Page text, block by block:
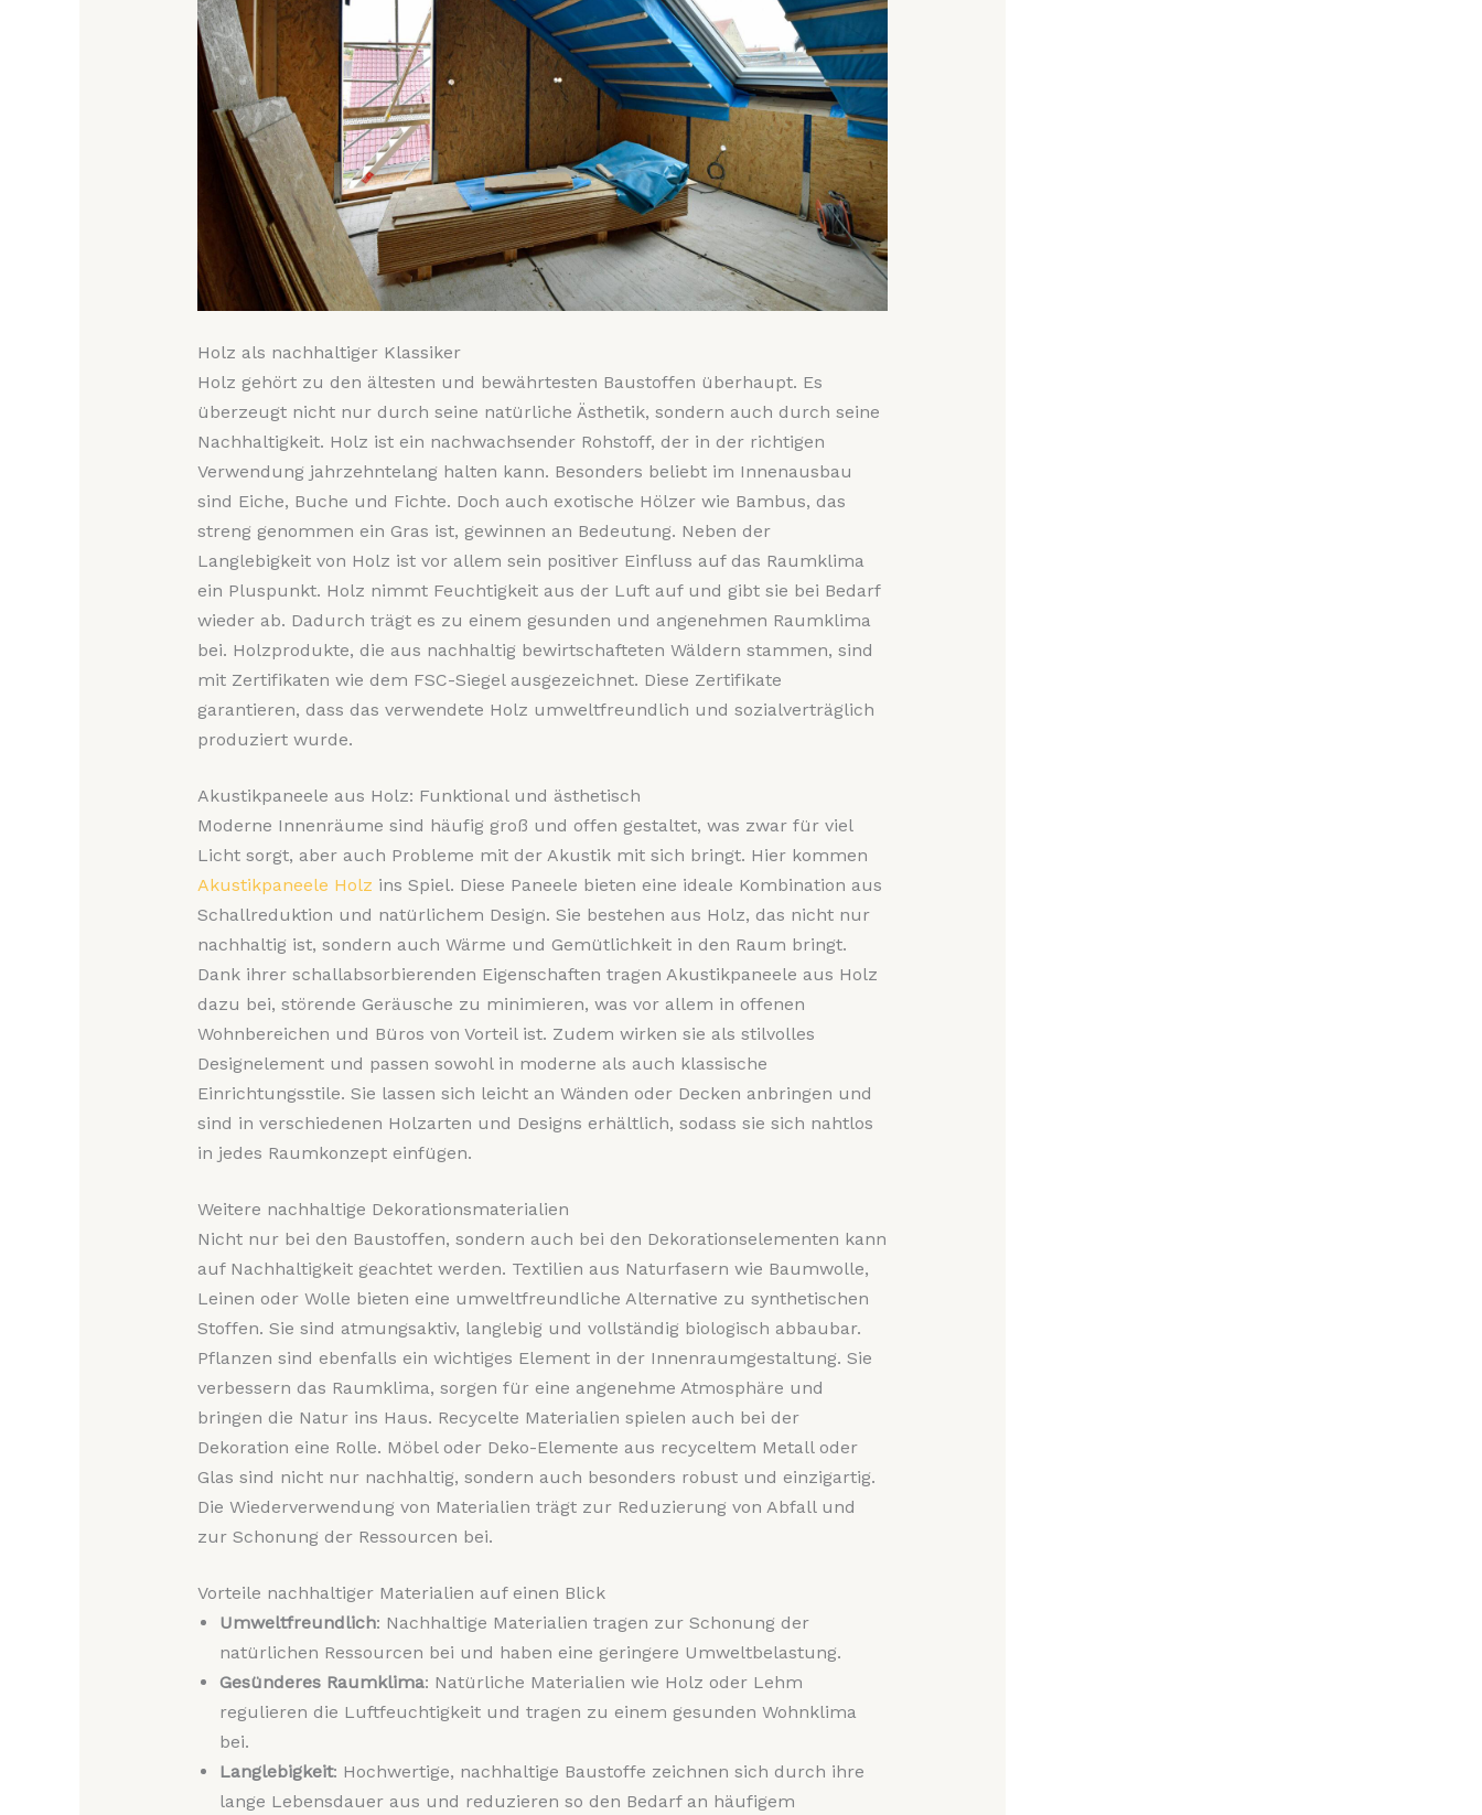
Holz als nachhaltiger Klassiker
Holz gehört zu den ältesten und bewährtesten Baustoffen überhaupt. Es
überzeugt nicht nur durch seine natürliche Ästhetik, sondern auch durch seine
Nachhaltigkeit. Holz ist ein nachwachsender Rohstoff, der in der richtigen
Verwendung jahrzehntelang halten kann. Besonders beliebt im Innenausbau
sind Eiche, Buche und Fichte. Doch auch exotische Hölzer wie Bambus, das
streng genommen ein Gras ist, gewinnen an Bedeutung. Neben der
Langlebigkeit von Holz ist vor allem sein positiver Einfluss auf das Raumklima
ein Pluspunkt. Holz nimmt Feuchtigkeit aus der Luft auf und gibt sie bei Bedarf
wieder ab. Dadurch trägt es zu einem gesunden und angenehmen Raumklima
bei. Holzprodukte, die aus nachhaltig bewirtschafteten Wäldern stammen, sind
mit Zertifikaten wie dem FSC-Siegel ausgezeichnet. Diese Zertifikate
garantieren, dass das verwendete Holz umweltfreundlich und sozialverträglich
produziert wurde.
Akustikpaneele aus Holz: Funktional und ästhetisch
Moderne Innenräume sind häufig groß und offen gestaltet, was zwar für viel
Licht sorgt, aber auch Probleme mit der Akustik mit sich bringt. Hier kommen
Akustikpaneele Holz ins Spiel. Diese Paneele bieten eine ideale Kombination aus
Schallreduktion und natürlichem Design. Sie bestehen aus Holz, das nicht nur
nachhaltig ist, sondern auch Wärme und Gemütlichkeit in den Raum bringt.
Dank ihrer schallabsorbierenden Eigenschaften tragen Akustikpaneele aus Holz
dazu bei, störende Geräusche zu minimieren, was vor allem in offenen
Wohnbereichen und Büros von Vorteil ist. Zudem wirken sie als stilvolles
Designelement und passen sowohl in moderne als auch klassische
Einrichtungsstile. Sie lassen sich leicht an Wänden oder Decken anbringen und
sind in verschiedenen Holzarten und Designs erhältlich, sodass sie sich nahtlos
in jedes Raumkonzept einfügen.
Weitere nachhaltige Dekorationsmaterialien
Nicht nur bei den Baustoffen, sondern auch bei den Dekorationselementen kann
auf Nachhaltigkeit geachtet werden. Textilien aus Naturfasern wie Baumwolle,
Leinen oder Wolle bieten eine umweltfreundliche Alternative zu synthetischen
Stoffen. Sie sind atmungsaktiv, langlebig und vollständig biologisch abbaubar.
Pflanzen sind ebenfalls ein wichtiges Element in der Innenraumgestaltung. Sie
verbessern das Raumklima, sorgen für eine angenehme Atmosphäre und
bringen die Natur ins Haus. Recycelte Materialien spielen auch bei der
Dekoration eine Rolle. Möbel oder Deko-Elemente aus recyceltem Metall oder
Glas sind nicht nur nachhaltig, sondern auch besonders robust und einzigartig.
Die Wiederverwendung von Materialien trägt zur Reduzierung von Abfall und
zur Schonung der Ressourcen bei.
Vorteile nachhaltiger Materialien auf einen Blick
Umweltfreundlich: Nachhaltige Materialien tragen zur Schonung der
natürlichen Ressourcen bei und haben eine geringere Umweltbelastung.
Gesünderes Raumklima: Natürliche Materialien wie Holz oder Lehm
regulieren die Luftfeuchtigkeit und tragen zu einem gesunden Wohnklima
bei.
Langlebigkeit: Hochwertige, nachhaltige Baustoffe zeichnen sich durch ihre
lange Lebensdauer aus und reduzieren so den Bedarf an häufigem